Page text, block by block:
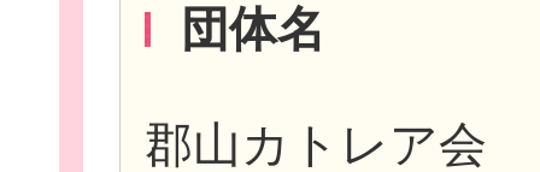
子ども向けボ
団体名
郡山カトレア会